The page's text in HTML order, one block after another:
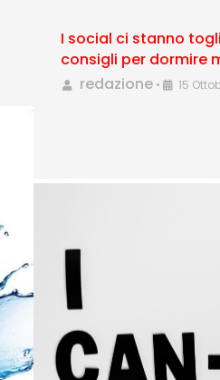
I social ci stanno
consigli per dormire
redazione • 15